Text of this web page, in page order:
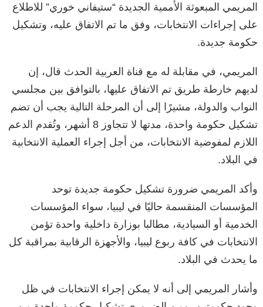
المريمي المبعوثة الأممية الجديدة “ستيفاني خوري” للاطلاع
على إجراءات الانتخابات، وفق ما تم الاتفاق عليه، وتشكيل
حكومة جديدة.
المريمي، في مقابلة له مع قناة العربية الحدث قال، إن
لديهم خارطة طريق تم الاتفاق عليها، بالتوافق بين مجلسي
النواب والدولة، مشيرًا إلى أن المرحلة التالية يجب أن تضم
تشكيل حكومة واحدة، مدتها لا تتجاوز 8 أشهر، وتُقدم الدعم
اللازم لمفوضية الانتخابات، من أجل إجراء العملية الانتخابية
في البلاد.
وأكد المريمي ضرورة تشكيل حكومة جديدة توحد
المؤسسات المنقسمة حاليًا في ليبيا، سواء المؤسسات
الخدمية أو السيادية، مطالبا بوزارة داخلية واحدة تؤمن
الانتخابات في كافة ربوع ليبيا، والأجهزة الرقابية بمراقبة كل
ما يحدث في البلاد.
وأشار المريمي إلى أنه لا يمكن إجراء الانتخابات في ظل